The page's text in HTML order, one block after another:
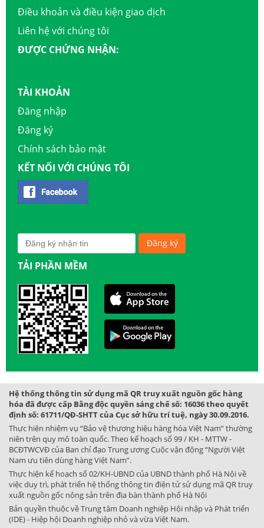
Điều khoản và điều kiện giao dịch
Liên hệ với chúng tôi
ĐƯỢC CHỨNG NHẬN:
TÀI KHOẢN
Đăng nhập
Đăng ký
Chính sách bảo mật
KẾT NỐI VỚI CHÚNG TÔI
TẢI PHẦN MỀM
Hệ thống thông tin sử dụng mã QR truy xuất nguồn gốc hàng
hóa đã được cấp Bằng độc quyền sáng chế số: 16036 theo quyết
định số: 61711/QĐ-SHTT của Cục sở hữu trí tuệ, ngày 30.09.2016.
Thực hiện nhiệm vụ “Bảo vệ thương hiệu hàng hóa Việt Nam” thường
niên trên quy mô toàn quốc. Theo kế hoạch số 99 / KH - MTTW -
BCĐTWCVĐ của Ban chỉ đạo Trung ương Cuộc vận động “Người Việt
Nam ưu tiên dùng hàng Việt Nam”.
Thực hiện kế hoạch số 02/KH-UBND của UBND thành phố Hà Nội về
việc duy trì, phát triển hệ thống thông tin điện tử sử dụng mã QR truy
xuất nguồn gốc nông sản trên địa bàn thành phố Hà Nội
Bản quyền thuộc về Trung tâm Doanh nghiệp Hội nhập và Phát triển
(IDE) - Hiệp hội Doanh nghiệp nhỏ và vừa Việt Nam.